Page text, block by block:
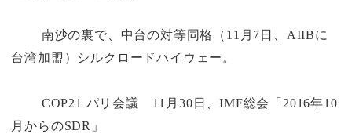
南沙の裏で、中台の対等同格（ 11 月 7 日、 AIIBに
台湾加盟）シルクロードハイウェー。
COP21 パリ会議 11 月30 日、IMF総会「 2016年10
月からのSDR 」